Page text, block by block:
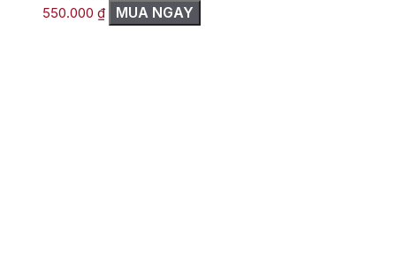
550.000 ₫ MUA NGAY